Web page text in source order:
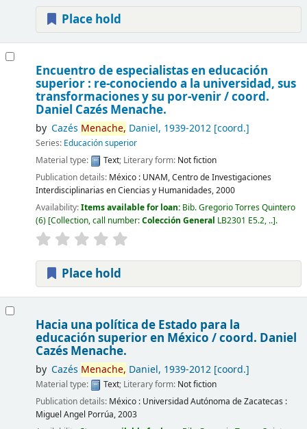
Place hold
Encuentro de especialistas en educación
superior : re-conociendo a la universidad, sus
transformaciones y su por-venir /coord.
Daniel Cazés Menache.
by Cazés Menache, Daniel, 1939-2012[coord.]
Series: Educación superior
Material type:
Text; Literary form: Not fiction
Publication details: México : UNAM, Centro de Investigaciones
Interdisciplinarias en Ciencias y Humanidades,2000
Availability:Items available for loan: Bib. Gregorio Torres Quintero
(6) Collection, call number:Colección General LB2301 E5.2, .. .
Place hold
Hacia una política de Estado para la
educación superior en México /coord. Daniel
Cazés Menache.
by Cazés Menache, Daniel, 1939-2012[coord.]
Material type: Text; Literary form: Not fiction
Publication details: México : Universidad Autónoma de Zacatecas :
Miguel Angel Porrúa,2003